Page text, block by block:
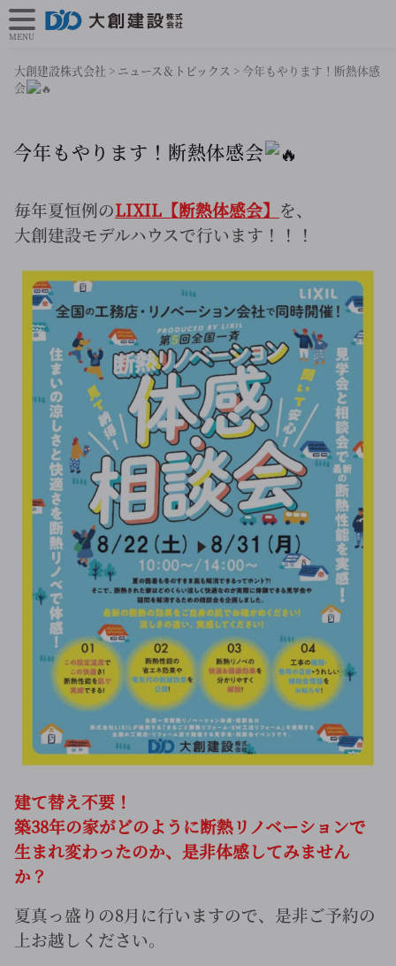
大創建設株式会社 > ニュース＆トピックス > 今年もやります！断熱体感
会
今年もやります！断熱体感会
毎年夏恒例のLIXIL【断熱体感会】 を、
大創建設モデルハウスで行います！！！
建て替え不要！
築38年の家がどのように断熱リノベーションで
生まれ変わったのか、是非体感してみません
か？
夏真っ盛りの8月に行いますので、是非ご予約の
上お越しください。
MENU